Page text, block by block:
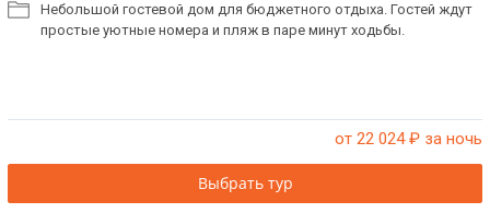
Небольшой гостевой дом для бюджетного отдыха. Гостей ждут
простые уютные номера и пляж в паре минут ходьбы.
от 22 024₽ за ночь
Выбрать тур